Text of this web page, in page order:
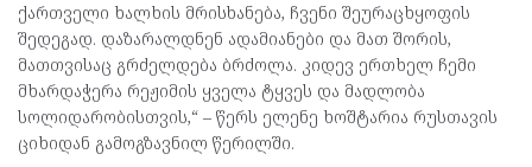
ქართველი ხალხის მრისხანება, ჩვენი შეურაცხყოფის
შედეგად. დაზარალდნენ ადამიანები და მათ შორის,
მათთვისაც გრძელდება ბრძოლა. კიდევ ერთხელ ჩემი
მხარდაჭერა რეჟიმის ყველა ტყვეს და მადლობა
სოლიდარობისთვის,“ – წერს ელენე ხოშტარია რუსთავის
ციხიდან გამოგზავნილ წერილში.